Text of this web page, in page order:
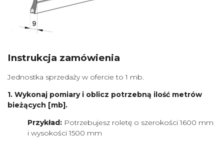
Instrukcja zamówienia
Jednostka sprzedaży w ofercie to 1 mb.
1. Wykonaj pomiary i oblicz potrzebną ilość metrów
bieżących [mb].
Przykład: Potrzebujesz roletę o szerokości 1600 mm
i wysokości 1500 mm